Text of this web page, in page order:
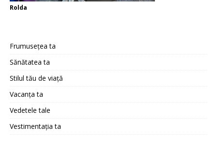
Rolda
Frumusețea ta
Sănătatea ta
Stilul tău de viață
Vacanța ta
Vedetele tale
Vestimentația ta